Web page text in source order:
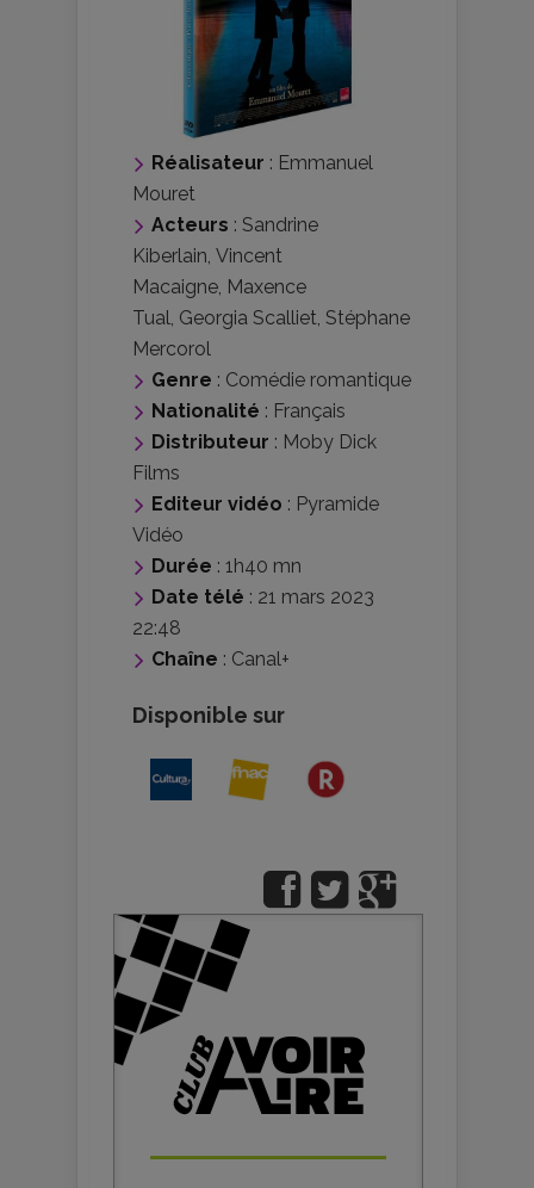
Réalisateur : Emmanuel
Mouret
Acteurs : Sandrine
Kiberlain, Vincent
Macaigne, Maxence
Tual, Georgia Scalliet, Stéphane
Mercorol
Genre : Comédie romantique
Nationalité : Français
Distributeur : Moby Dick
Films
Editeur vidéo : Pyramide
Vidéo
Durée : 1h40 mn
Date télé : 21 mars 2023
22:48
Chaîne : Canal+
Disponible sur